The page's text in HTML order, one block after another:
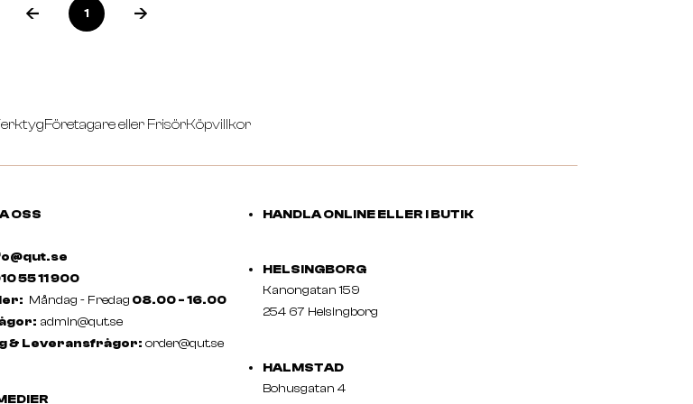
1
Företagare eller FrisörKöpvillkor
OSS
55 11 900
Måndag - Fredag 08.00 - 16.00
admin@qut.se
& Leveransfrågor: order@qut.se
HANDLA ONLINE ELLER I BUTIK
HELSINGBORG
Kanongatan 159
254 67 Helsingborg
HALMSTAD
Bohusgatan 4